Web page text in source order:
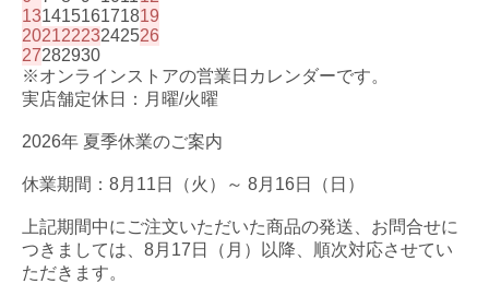
13141516171819
20212223242526
27282930
※オンラインストアの営業日カレンダーです。
実店舗定休日：月曜/火曜
2026年 夏季休業のご案内
休業期間：8月11日（火）～ 8月16日（日）
上記期間中にご注文いただいた商品の発送、お問合せに
つきましては、8月17日（月）以降、順次対応させてい
ただきます。